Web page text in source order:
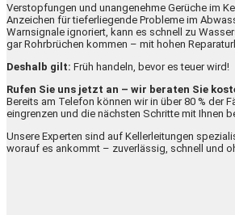
Verstopfungen und unangenehme Gerüche im
Anzeichen für tieferliegende Probleme im
Warnsignale ignoriert, kann es schnell zu
gar Rohrbrüchen kommen – mit hohen
Deshalb gilt: Früh handeln, bevor es teuer wird!
Rufen Sie uns jetzt an – wir beraten Sie
Bereits am Telefon können wir in über 80 % der
eingrenzen und die nächsten Schritte mit Ihnen
Unsere Experten sind auf Kellerleitungen
worauf es ankommt – zuverlässig, schnell und